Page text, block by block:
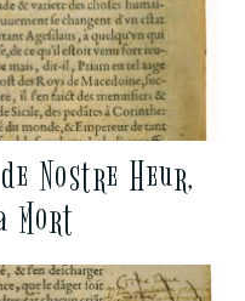
Nostre Heur,
Mort